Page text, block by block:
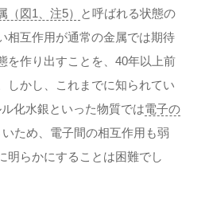
図1、注5）
と呼ばれる状態の
相互作用が通常の金属では期待
を作り出すことを、40年以上前
しかし、これまでに知られてい
化水銀といった物質では電子の
いため、電子間の相互作用も弱
明らかにすることは困難でし